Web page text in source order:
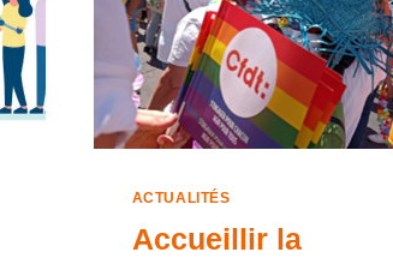
ACTUALITÉS
Accueillir la